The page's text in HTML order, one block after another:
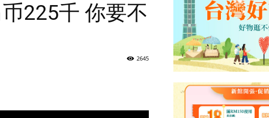
225千 你要不
2645